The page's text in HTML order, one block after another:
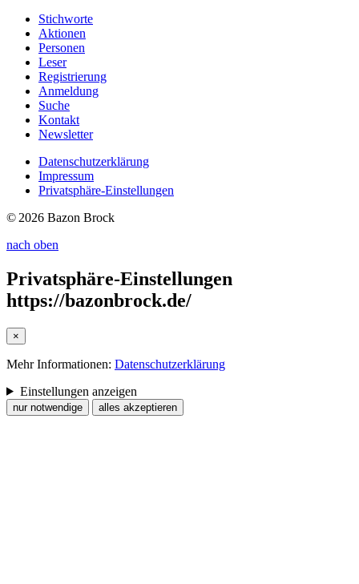
Stichworte
Aktionen
Personen
Leser
Registrierung
Anmeldung
Suche
Kontakt
Newsletter
Datenschutzerklärung
Impressum
Privatsphäre-Einstellungen
© 2026 Bazon Brock
nach oben
Privatsphäre-Einstellungen
https://bazonbrock.de/
×
Mehr Informationen: Datenschutzerklärung
Einstellungen anzeigen
nur notwendige alles akzeptieren